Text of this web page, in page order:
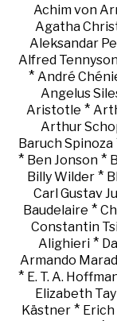
Achim von
Agatha
Aleksandar
Alfred
* André
Angelus
Aristotle *
Arthur
Baruch Spinoza
* Ben Jonson*
Billy Wilder*
Carl Gustav
Baudelaire *
Constantin
Alighieri*
Armando
* E. T. A.
Elizabeth
Kästner * Erich